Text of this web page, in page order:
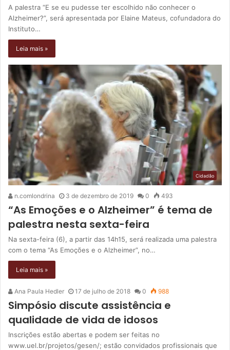
A palestra “E se eu pudesse ter escolhido não conhecer o
Alzheimer?”, será apresentada por Elaine Mateus, cofundadora do
Instituto…
Leia mais »
Cidadão
n.comlondrina 3 de dezembro de 2019 0 493
“As Emoções e o Alzheimer” é tema de
palestra nesta sexta-feira
Na sexta-feira (6), a partir das 14h15, será realizada uma palestra
com o tema “As Emoções e o Alzheimer”, no…
Leia mais »
Ana Paula Hedler 17 de julho de 2018 0 988
Simpósio discute assistência e
qualidade de vida de idosos
Inscrições estão abertas e podem ser feitas no
www.uel.br/projetos/gesen/; estão convidados profissionais que